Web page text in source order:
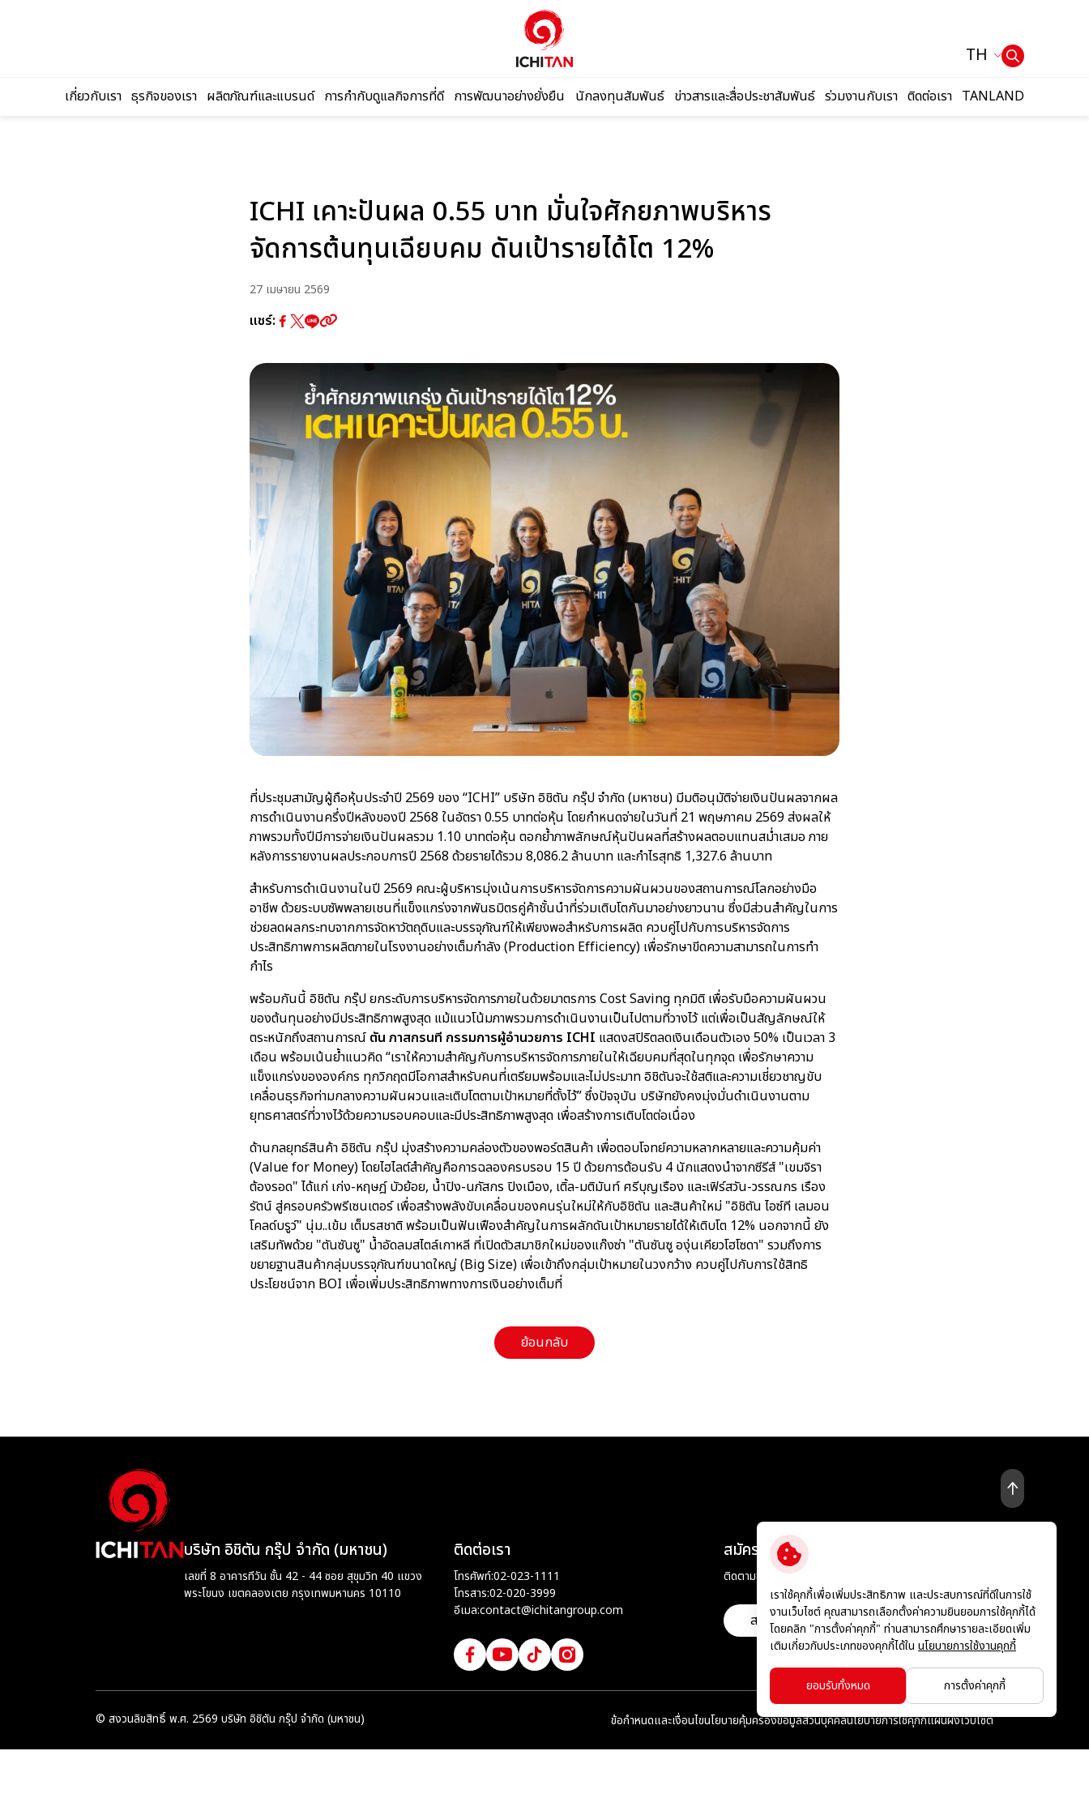
TH
Web Design by
เกี่ยวกับเรา ธุรกิจของเรา ผลิตภัณฑ์และแบรนด์ การกำกับดูแลกิจการที่ดี การพัฒนาอย่างยั่งยืน นักลงทุนสัมพันธ์ ข่าวสารและสื่อประชาสัมพันธ์ ร่วมงานกับเรา ติดต่อเรา TANLAND
ICHI เคาะปันผล 0.55 บาท มั่นใจศักยภาพบริหาร
จัดการต้นทุนเฉียบคม ดันเป้ารายได้โต 12%
27 เมษายน 2569
แชร์:
ที่ประชุมสามัญผู้ถือหุ้นประจำปี 2569 ของ “ICHI” บริษัท อิชิตัน กรุ๊ป จำกัด (มหาชน) มีมติอนุมัติจ่ายเงินปันผลจากผล
การดำเนินงานครึ่งปีหลังของปี 2568 ในอัตรา 0.55 บาทต่อหุ้น โดยกำหนดจ่ายในวันที่ 21 พฤษภาคม 2569 ส่งผลให้
ภาพรวมทั้งปีมีการจ่ายเงินปันผลรวม 1.10 บาทต่อหุ้น ตอกย้ำภาพลักษณ์หุ้นปันผลที่สร้างผลตอบแทนสม่ำเสมอ ภาย
หลังการรายงานผลประกอบการปี 2568 ด้วยรายได้รวม 8,086.2 ล้านบาท และกำไรสุทธิ 1,327.6 ล้านบาท
สำหรับการดำเนินงานในปี 2569 คณะผู้บริหารมุ่งเน้นการบริหารจัดการความผันผวนของสถานการณ์โลกอย่างมือ
อาชีพ ด้วยระบบซัพพลายเชนที่แข็งแกร่งจากพันธมิตรคู่ค้าชั้นนำที่ร่วมเติบโตกันมาอย่างยาวนาน ซึ่งมีส่วนสำคัญในการ
ช่วยลดผลกระทบจากการจัดหาวัตถุดิบและบรรจุภัณฑ์ให้เพียงพอสำหรับการผลิต ควบคู่ไปกับการบริหารจัดการ
ประสิทธิภาพการผลิตภายในโรงงานอย่างเต็มกำลัง (Production Efficiency) เพื่อรักษาขีดความสามารถในการทำ
กำไร
พร้อมกันนี้ อิชิตัน กรุ๊ป ยกระดับการบริหารจัดการภายในด้วยมาตรการ Cost Saving ทุกมิติ เพื่อรับมือความผันผวน
ของต้นทุนอย่างมีประสิทธิภาพสูงสุด แม้แนวโน้มภาพรวมการดำเนินงานเป็นไปตามที่วางไว้ แต่เพื่อเป็นสัญลักษณ์ให้
ตระหนักถึงสถานการณ์ ตัน ภาสกรนที กรรมการผู้อำนวยการ ICHI แสดงสปิริตลดเงินเดือนตัวเอง 50% เป็นเวลา 3
เดือน พร้อมเน้นย้ำแนวคิด “เราให้ความสำคัญกับการบริหารจัดการภายในให้เฉียบคมที่สุดในทุกจุด เพื่อรักษาความ
แข็งแกร่งขององค์กร ทุกวิกฤตมีโอกาสสำหรับคนที่เตรียมพร้อมและไม่ประมาท อิชิตันจะใช้สติและความเชี่ยวชาญขับ
เคลื่อนธุรกิจท่ามกลางความผันผวนและเติบโตตามเป้าหมายที่ตั้งไว้” ซึ่งปัจจุบัน บริษัทยังคงมุ่งมั่นดำเนินงานตาม
ยุทธศาสตร์ที่วางไว้ด้วยความรอบคอบและมีประสิทธิภาพสูงสุด เพื่อสร้างการเติบโตต่อเนื่อง
ด้านกลยุทธ์สินค้า อิชิตัน กรุ๊ป มุ่งสร้างความคล่องตัวของพอร์ตสินค้า เพื่อตอบโจทย์ความหลากหลายและความคุ้มค่า
(Value for Money) โดยไฮไลต์สำคัญคือการฉลองครบรอบ 15 ปี ด้วยการต้อนรับ 4 นักแสดงนำจากซีรีส์ "เขมจิรา
ต้องรอด" ได้แก่ เก่ง-หฤษฎ์ บัวย้อย, น้ำปิง-นภัสกร ปิงเมือง, เติ้ล-มติมันท์ ศรีบุญเรือง และเฟิร์สวัน-วรรณกร เรือง
รัตน์ สู่ครอบครัวพรีเซนเตอร์ เพื่อสร้างพลังขับเคลื่อนของคนรุ่นใหม่ให้กับอิชิตัน และสินค้าใหม่ "อิชิตัน ไอซ์ที เลมอน
โคลด์บรูว์" นุ่ม..เข้ม เต็มรสชาติ พร้อมเป็นฟันเฟืองสำคัญในการผลักดันเป้าหมายรายได้ให้เติบโต 12% นอกจากนี้ ยัง
เสริมทัพด้วย "ตันซันซู" น้ำอัดลมสไตล์เกาหลี ที่เปิดตัวสมาชิกใหม่ของแก๊งซ่า "ตันซันซู องุ่นเคียวโฮโซดา" รวมถึงการ
ขยายฐานสินค้ากลุ่มบรรจุภัณฑ์ขนาดใหญ่ (Big Size) เพื่อเข้าถึงกลุ่มเป้าหมายในวงกว้าง ควบคู่ไปกับการใช้สิทธิ
ประโยชน์จาก BOI เพื่อเพิ่มประสิทธิภาพทางการเงินอย่างเต็มที่
ย้อนกลับ
บริษัท อิชิตัน กรุ๊ป จำกัด (มหาชน)
เลขที่ 8 อาคารทีวัน ชั้น 42 - 44 ซอย สุขุมวิท 40 แขวง
พระโขนง เขตคลองเตย กรุงเทพมหานคร 10110
ติดต่อเรา
โทรศัพท์:02-023-1111
โทรสาร:02-020-3999
อีเมล:contact@ichitangroup.com
สมัครรับข่าวสาร
ติดตามข่าวสารความเคลื่อนไหวล่าสุดจากทางบริษัทฯ
สมัครสมาชิกรับข่าวสาร
ข้อกำหนดและเงื่อนไขนโยบายคุ้มครองข้อมูลส่วนบุคคลนโยบายการใช้คุกกี้แผนผังเว็บไซต์
© สงวนลิขสิทธิ์ พ.ศ. 2569 บริษัท อิชิตัน กรุ๊ป จำกัด (มหาชน)
เราใช้คุกกี้เพื่อเพิ่มประสิทธิภาพ และประสบการณ์ที่ดีในการใช้
งานเว็บไซต์ คุณสามารถเลือกตั้งค่าความยินยอมการใช้คุกกี้ได้
โดยคลิก "การตั้งค่าคุกกี้" ท่านสามารถศึกษารายละเอียดเพิ่ม
เติมเกี่ยวกับประเภทของคุกกี้ได้ใน นโยบายการใช้งานคุกกี้
ยอมรับทั้งหมด การตั้งค่าคุกกี้